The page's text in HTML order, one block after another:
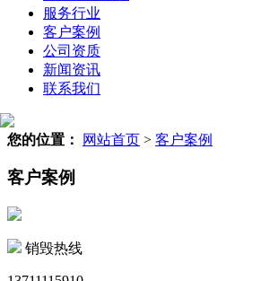
服务行业
客户案例
公司资质
新闻资讯
联系我们
您的位置： 网站首页 > 客户案例
客户案例
销毁热线